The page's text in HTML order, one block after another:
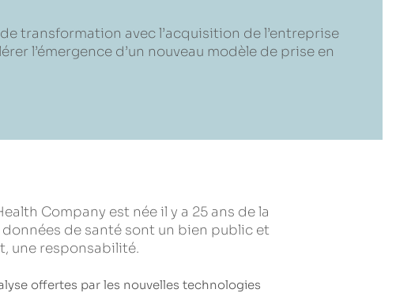
transformation avec l’acquisition de l’entreprise
l’émergence d’un nouveau modèle de prise en
Company est née il y a 25 ans de la
de santé sont un bien public et
une responsabilité.
offertes par les nouvelles technologies